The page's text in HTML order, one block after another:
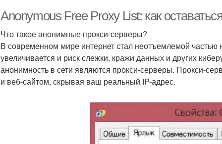
Anonymous Free Proxy List: как
Что такое анонимные прокси-серверы?
В современном мире интернет стал неотъемлемой
увеличивается и риск слежки, кражи данных и других
анонимность в сети являются прокси-серверы. Прокси-
и веб-сайтом, скрывая ваш реальный IP-адрес.